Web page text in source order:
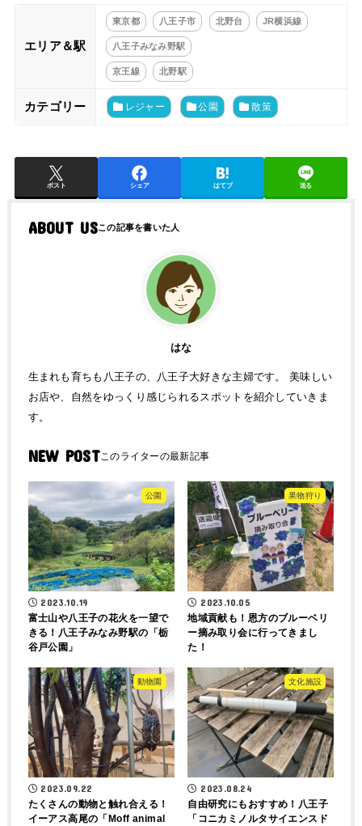
エリア＆駅
東京都 八王子市 北野台 JR横浜線
八王子みなみ野駅
京王線 北野駅
カテゴリー レジャー 公園 散策
ポスト シェア はてブ 送る
ABOUT US
はな
生まれも育ちも八王子の、八王子大好きな主婦です。 美味しい
お店や、自然をゆっくり感じられるスポットを紹介していきま
す。
NEW POST
公園
2023.10.19
富士山や八王子の花火を一望で
きる！八王子みなみ野駅の「栃
谷戸公園」
果物狩り
2023.10.05
地域貢献も！恩方のブルーベリ
ー摘み取り会に行ってきまし
た！
動物園
2023.09.22
たくさんの動物と触れ合える！
イーアス高尾の「Moff animal
文化施設
2023.08.24
自由研究にもおすすめ！八王子
「コニカミノルタサイエンスド